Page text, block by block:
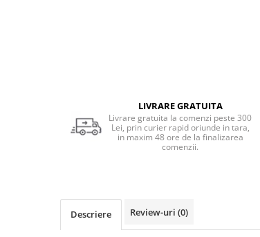
Cadouri Stylisti
LIVRARE GRATUITA
Livrare gratuita la comenzi peste 300
Lei, prin curier rapid oriunde in tara,
in maxim 48 ore de la finalizarea
comenzii.
Descriere Review-uri (0)